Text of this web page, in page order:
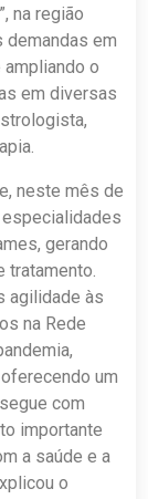
na região
demandas em
o
em diversas
neste mês de
gerando
agilidade às
na Rede
um
com
importante
a saúde e a
o